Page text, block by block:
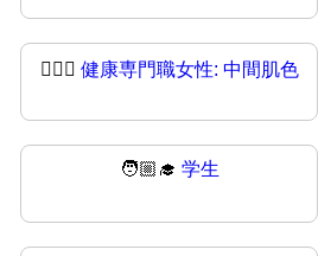
👩🏾‍⚕ 健康専門職女性: 中間肌色
🧑🏼‍🎓 学生